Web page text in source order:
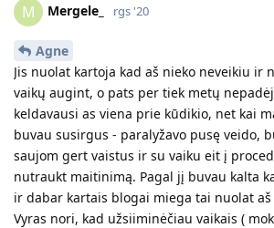
M Mergele_ rgs '20
Agne
Jis nuolat kartoja kad aš nieko neveikiu ir
vaikų augint, o pats per tiek metų
keldavausi as viena prie kūdikio, net kai
buvau susirgus - paralyžavo pusę veido,
saujom gert vaistus ir su vaiku eit į
nutraukt maitinimą. Pagal jį buvau kalta
ir dabar kartais blogai miega tai nuolat
Vyras nori, kad užsiiminėčiau vaikais (